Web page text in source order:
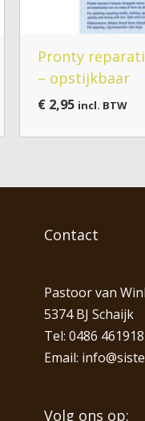
Pronty
– opstijkbaar
€2,95 incl. BTW
Contact
Pastoor van
5374 BJ Schaijk
Tel: 0486 461918
Email:
Volg ons op: